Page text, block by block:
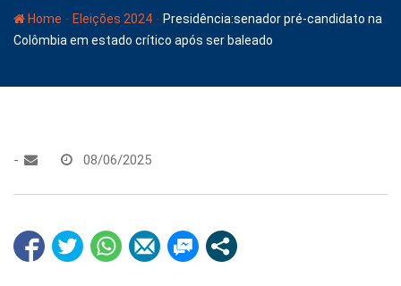
Home - Eleições 2024 - Presidência:senador pré-candidato na
Colômbia em estado crítico após ser baleado
- 08/06/2025